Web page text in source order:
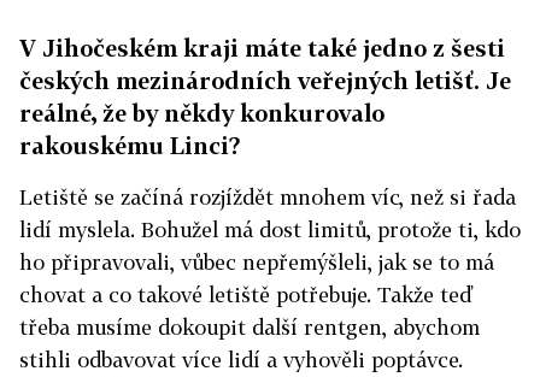
V Jihočeském kraji máte také jedno z šesti
českých mezinárodních veřejných letišť. Je
reálné, že by někdy konkurovalo
rakouskému Linci?
Letiště se začíná rozjíždět mnohem víc, než si řada
lidí myslela. Bohužel má dost limitů, protože ti, kdo
ho připravovali, vůbec nepřemýšleli, jak se to má
chovat a co takové letiště potřebuje. Takže teď
třeba musíme dokoupit další rentgen, abychom
stihli odbavovat více lidí a vyhověli poptávce.